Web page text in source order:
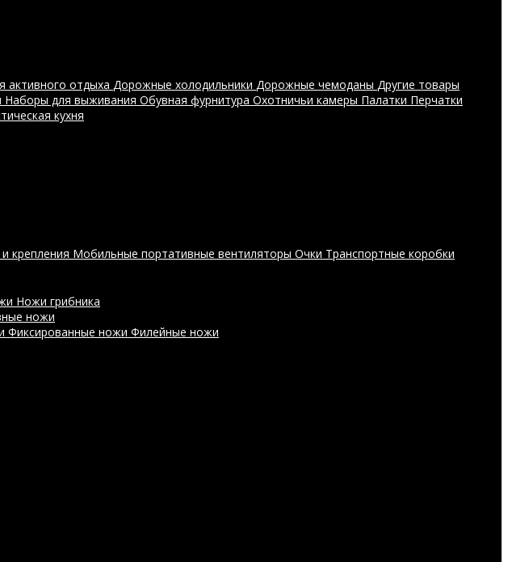
активного отдыха Дорожные холодильники Дорожные чемоданы Другие товары
Наборы для выживания Обувная фурнитура Охотничьи камеры Палатки Перчатки
кухня
крепления Мобильные портативные вентиляторы Очки Транспортные коробки
Ножи грибника
ножи
Фиксированные ножи Филейные ножи